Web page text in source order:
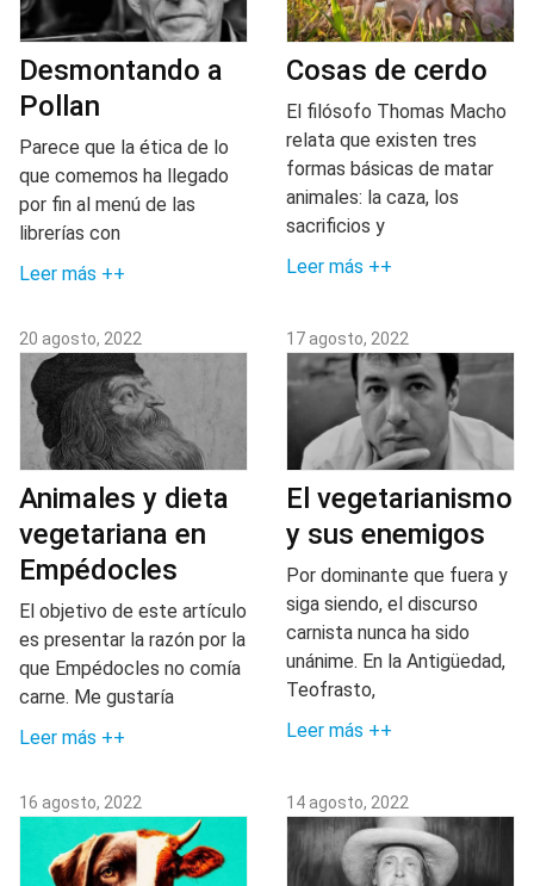
Desmontando a
Pollan
Parece que la ética de lo
que comemos ha llegado
por fin al menú de las
librerías con
Leer más ++
Cosas de cerdo
El filósofo Thomas Macho
relata que existen tres
formas básicas de matar
animales: la caza, los
sacrificios y
Leer más ++
20 agosto, 2022
Animales y dieta
vegetariana en
Empédocles
El objetivo de este artículo
es presentar la razón por la
que Empédocles no comía
carne. Me gustaría
Leer más ++
17 agosto, 2022
El vegetarianismo
y sus enemigos
Por dominante que fuera y
siga siendo, el discurso
carnista nunca ha sido
unánime. En la Antigüedad,
Teofrasto,
Leer más ++
16 agosto, 2022 14 agosto, 2022